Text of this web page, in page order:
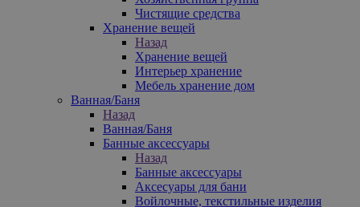
Чистящие средства
Хранение вещей
Назад
Хранение вещей
Интерьер хранение
Мебель хранение дом
Ванная/Баня
Назад
Ванная/Баня
Банные аксессуары
Назад
Банные аксессуары
Аксесуары для бани
Войлочные, текстильные изделия